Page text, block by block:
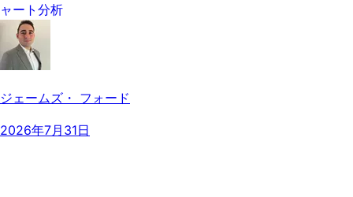
ャート分析
ジェームズ・ フォード
2026年7月31日